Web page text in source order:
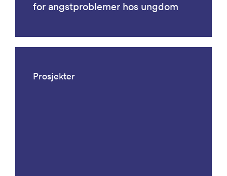
for angstproblemer hos ungdom
Prosjekter